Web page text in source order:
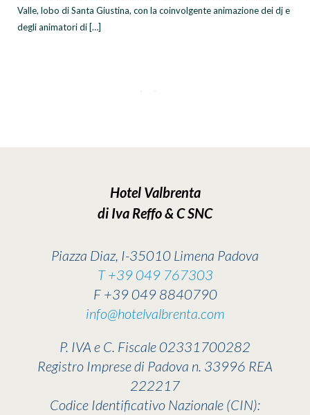
Valle, lobo di Santa Giustina, con la coinvolgente animazione dei dj e
degli animatori di […]
Hotel Valbrenta
di Iva Reffo & C SNC
Piazza Diaz, I-35010 Limena Padova
T +39 049 767303
F +39 049 8840790
info@hotelvalbrenta.com
P. IVA e C. Fiscale 02331700282
Registro Imprese di Padova n. 33996 REA
222217
Codice Identificativo Nazionale (CIN):